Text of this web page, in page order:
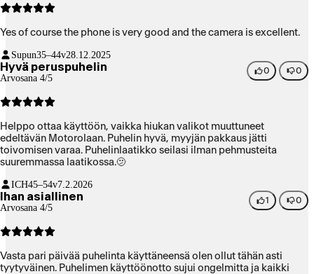
Yes of course the phone is very good and the camera is excellent.
Supun35–44v28.12.2025
Hyvä peruspuhelin
Arvosana 4/5
0 0
Helppo ottaa käyttöön, vaikka hiukan valikot muuttuneet
edeltävän Motorolaan. Puhelin hyvä, myyjän pakkaus jätti
toivomisen varaa. Puhelinlaatikko seilasi ilman pehmusteita
suuremmassa laatikossa.🫤
ICH45–54v7.2.2026
Ihan asiallinen
Arvosana 4/5
1 0
Vasta pari päivää puhelinta käyttäneensä olen ollut tähän asti
tyytyväinen. Puhelimen käyttöönotto sujui ongelmitta ja kaikki